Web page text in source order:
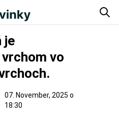
je
vo
07. November, 2025 o
18:30